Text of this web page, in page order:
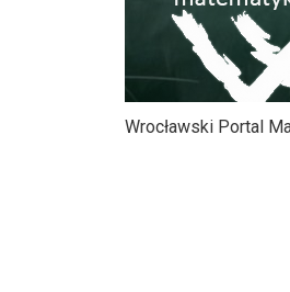
Wrocławski Portal